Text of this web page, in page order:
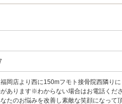
岡店より西に150mフモト接骨院西隣り
あります※わからない場合はお電話くだ
たのお悩みを改善し素敵な笑顔になって